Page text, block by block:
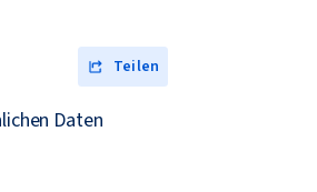
Teilen
Daten